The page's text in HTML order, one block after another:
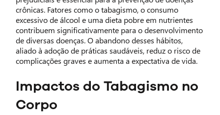
crônicas. Fatores como o tabagismo, o consumo
excessivo de álcool e uma dieta pobre em nutrientes
contribuem significativamente para o desenvolvimento
de diversas doenças. O abandono desses hábitos,
aliado à adoção de práticas saudáveis, reduz o risco de
complicações graves e aumenta a expectativa de vida.
Impactos do Tabagismo no
Corpo